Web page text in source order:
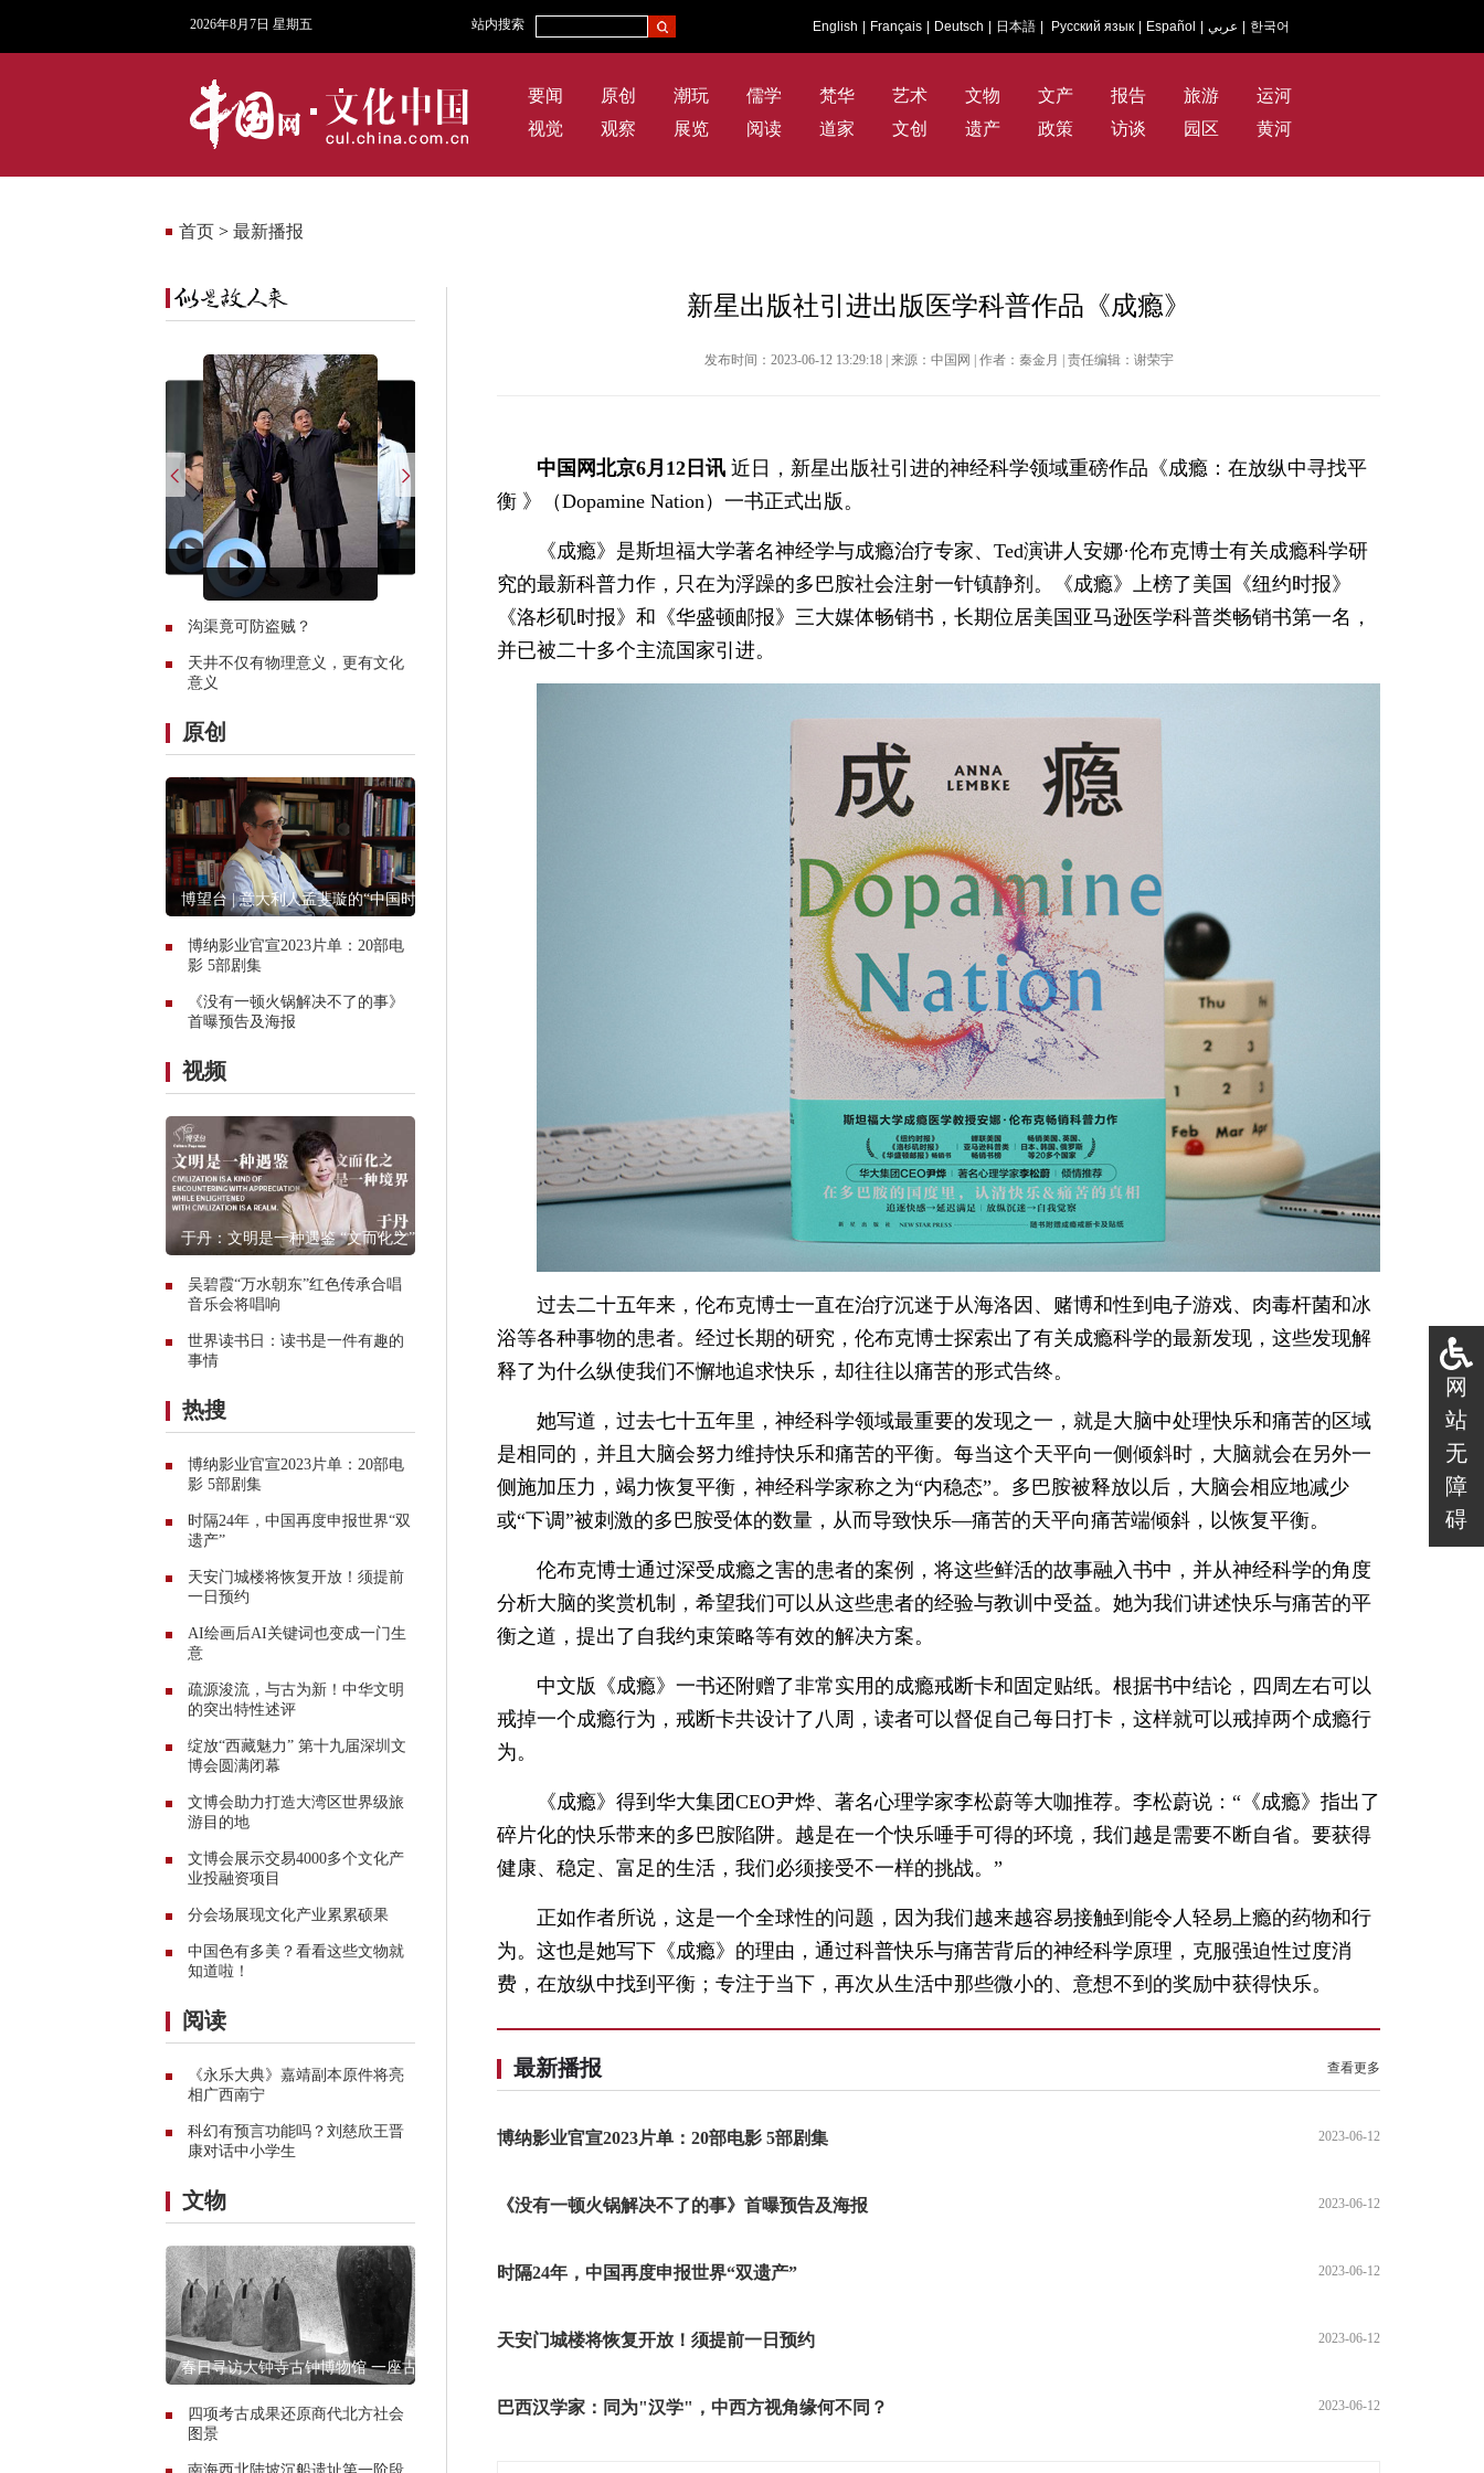
网
站
无
障
碍
2026年8月7日 星期五 站内搜索 English Français Deutsch 日本語 Русский язык Español عربي 한국어
要闻 原创 潮玩 儒学 梵华 艺术 文物 文产 报告 旅游
运河
视觉
观察 展览 阅读 道家 文创 遗产 政策 访谈 园区 黄河
首页 > 最新播报
沟渠竟可防盗贼？
天井不仅有物理意义，更有文化
意义
原创
博望台 | 意大利人孟斐璇的“中国时
博纳影业官宣2023片单：20部电
影 5部剧集
《没有一顿火锅解决不了的事》
首曝预告及海报
视频
于丹：文明是一种遇鉴 “文而化之”是
​吴碧霞“万水朝东”红色传承合唱
音乐会将唱响
世界读书日：读书是一件有趣的
事情
热搜
博纳影业官宣2023片单：20部电
影 5部剧集
时隔24年，中国再度申报世界“双
遗产”
天安门城楼将恢复开放！须提前
一日预约
AI绘画后AI关键词也变成一门生
意
疏源浚流，与古为新！中华文明
的突出特性述评
绽放“西藏魅力” 第十九届深圳文
博会圆满闭幕
文博会助力打造大湾区世界级旅
游目的地
文博会展示交易4000多个文化产
业投融资项目
分会场展现文化产业累累硕果
中国色有多美？看看这些文物就
知道啦！
阅读
《永乐大典》嘉靖副本原件将亮
相广西南宁
科幻有预言功能吗？刘慈欣王晋
康对话中小学生
文物
春日寻访大钟寺古钟博物馆 一座古
四项考古成果还原商代北方社会
图景
新星出版社引进出版医学科普作品《成瘾》
发布时间：2023-06-12 13:29:18 | 来源：中国网 | 作者：秦金月 | 责任编辑：谢荣宇
中国网北京6月12日讯 近日，新星出版社引进的神经科学领域重磅作品《成瘾：在放纵中寻找平
衡 》（Dopamine Nation）一书正式出版。
《成瘾》是斯坦福大学著名神经学与成瘾治疗专家、Ted演讲人安娜·伦布克博士有关成瘾科学研
究的最新科普力作，只在为浮躁的多巴胺社会注射一针镇静剂。《成瘾》上榜了美国《纽约时报》
《洛杉矶时报》和《华盛顿邮报》三大媒体畅销书，长期位居美国亚马逊医学科普类畅销书第一名，
并已被二十多个主流国家引进。
过去二十五年来，伦布克博士一直在治疗沉迷于从海洛因、赌博和性到电子游戏、肉毒杆菌和冰
浴等各种事物的患者。经过长期的研究，伦布克博士探索出了有关成瘾科学的最新发现，这些发现解
释了为什么纵使我们不懈地追求快乐，却往往以痛苦的形式告终。
她写道，过去七十五年里，神经科学领域最重要的发现之一，就是大脑中处理快乐和痛苦的区域
是相同的，并且大脑会努力维持快乐和痛苦的平衡。每当这个天平向一侧倾斜时，大脑就会在另外一
侧施加压力，竭力恢复平衡，神经科学家称之为“内稳态”。多巴胺被释放以后，大脑会相应地减少
或“下调”被刺激的多巴胺受体的数量，从而导致快乐—痛苦的天平向痛苦端倾斜，以恢复平衡。
伦布克博士通过深受成瘾之害的患者的案例，将这些鲜活的故事融入书中，并从神经科学的角度
分析大脑的奖赏机制，希望我们可以从这些患者的经验与教训中受益。她为我们讲述快乐与痛苦的平
衡之道，提出了自我约束策略等有效的解决方案。
中文版《成瘾》一书还附赠了非常实用的成瘾戒断卡和固定贴纸。根据书中结论，四周左右可以
戒掉一个成瘾行为，戒断卡共设计了八周，读者可以督促自己每日打卡，这样就可以戒掉两个成瘾行
为。
《成瘾》得到华大集团CEO尹烨、著名心理学家李松蔚等大咖推荐。李松蔚说：“《成瘾》指出了
碎片化的快乐带来的多巴胺陷阱。越是在一个快乐唾手可得的环境，我们越是需要不断自省。要获得
健康、稳定、富足的生活，我们必须接受不一样的挑战。”
正如作者所说，这是一个全球性的问题，因为我们越来越容易接触到能令人轻易上瘾的药物和行
为。这也是她写下《成瘾》的理由，通过科普快乐与痛苦背后的神经科学原理，克服强迫性过度消
费，在放纵中找到平衡；专注于当下，再次从生活中那些微小的、意想不到的奖励中获得快乐。
最新播报 查看更多
博纳影业官宣2023片单：20部电影 5部剧集 2023-06-12
《没有一顿火锅解决不了的事》首曝预告及海报 2023-06-12
时隔24年，中国再度申报世界“双遗产” 2023-06-12
天安门城楼将恢复开放！须提前一日预约 2023-06-12
巴西汉学家：同为"汉学"，中西方视角缘何不同？ 2023-06-12